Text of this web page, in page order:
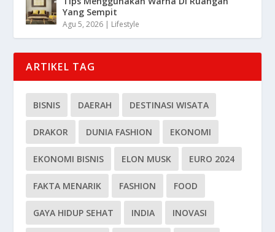
Yang Sempit
Agu 5, 2026 | Lifestyle
ARTIKEL TAG
BISNIS DAERAH DESTINASI WISATA
DRAKOR DUNIA FASHION EKONOMI
EKONOMI BISNIS ELON MUSK EURO 2024
FAKTA MENARIK FASHION FOOD
GAYA HIDUP SEHAT INDIA INOVASI